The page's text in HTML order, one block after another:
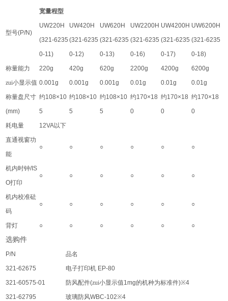
型号(P/N)
宽量程型
UW220H
UW420H UW620H UW2200H UW4200H UW6200H
(321-6235
0-11)
(321-6235
0-12)
(321-6235
0-13)
(321-6235
0-16)
(321-6235
0-17)
(321-6235
0-18)
称量能力
220g 420g 620g 2200g 4200g
6200g
zui小显示值 0.001g 0.001g 0.001g 0.01g 0.01g
0.01g
称量盘尺寸
(mm)
约108×10
5
约108×10
5
约108×10
5
约170×18
0
约170×18
0
约170×18
0
耗电量
12VA以下
直通视窗功
能
○ ○ ○ ○ ○ ○
机内时钟/IS
O打印
○ ○ ○ ○ ○ ○
机内校准砝
码
○ ○ ○ ○ ○ ○
背灯 ○ ○ ○ ○ ○ ○
选购件
P/N
品名
321-62675
电子打印机 EP-80
321-60575-01
防风配件(zui小显示值1mg的机种为标准件)※4
321-62795
玻璃防风WBC-102※4